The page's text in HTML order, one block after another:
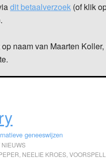
dit betaalverzoek (of klik
naam van Maarten
geneeswijzen
NIEUWS
NEELIE KROES